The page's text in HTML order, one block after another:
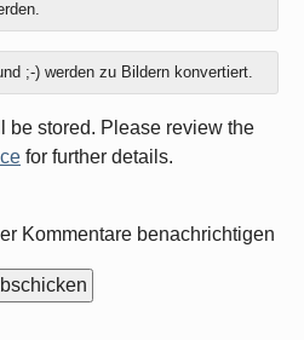
;-) werden zu Bildern konvertiert.
be stored. Please review the
for further details.
Kommentare benachrichtigen